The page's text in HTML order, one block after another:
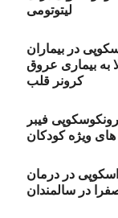
لیتوتومی
در بیماران
به بیماری عروق
کرونر قلب
فیبر
ویژه کودکان
در درمان
در سالمندان